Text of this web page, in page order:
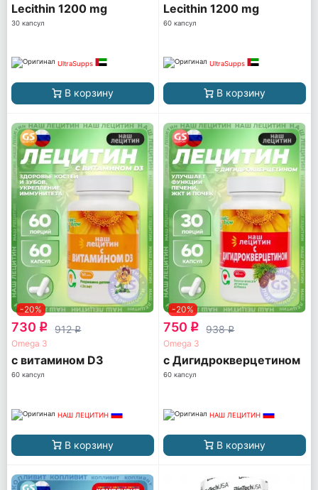
Lecithin 1200 mg
30 капсул
UltraSupps
В корзину
Lecithin 1200 mg
60 капсул
UltraSupps
В корзину
-20%
730 q 912q
Omega 3
с витамином D3
60 капсул
НАШ ЛЕЦИТИН
В корзину
-20%
750 q 938q
Omega 3
с Дигидрокверцетином
60 капсул
НАШ ЛЕЦИТИН
В корзину